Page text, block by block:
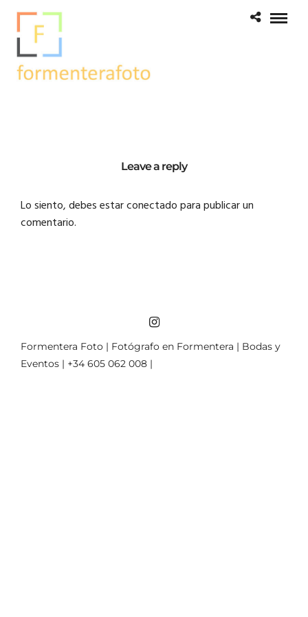
Leave a reply
Lo siento, debes estarconectadopara publicar un
comentario.
Formentera Foto | Fotógrafo en Formentera | Bodas y
Eventos | +34 605 062 008 |